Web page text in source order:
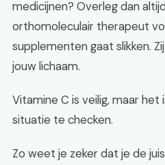
medicijnen? Overleg dan
orthomoleculair therapeut
supplementen gaat slikken.
jouw lichaam.
Vitamine C is veilig, maar
situatie te checken.
Zo weet je zeker dat je de